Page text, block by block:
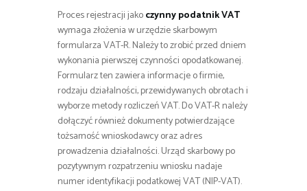
Proces rejestracji jakoczynny podatnik VAT
wymaga złożenia w urzędzie skarbowym
formularza VAT-R. Należy to zrobić przed dniem
wykonania pierwszej czynności opodatkowanej.
Formularz ten zawiera informacje o firmie,
rodzaju działalności, przewidywanych obrotach i
wyborze metody rozliczeń VAT. Do VAT-R należy
dołączyć również dokumenty potwierdzające
tożsamość wnioskodawcy oraz adres
prowadzenia działalności. Urząd skarbowy po
pozytywnym rozpatrzeniu wniosku nadaje
numer identyfikacji podatkowej VAT (NIP-VAT).